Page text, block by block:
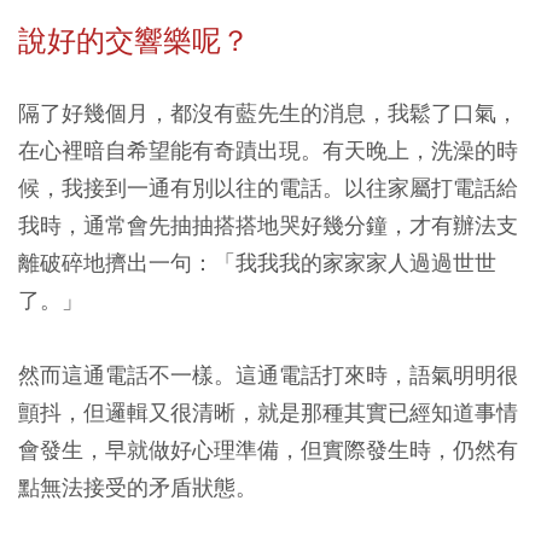
說好的交響樂呢？
隔了好幾個月，都沒有藍先生的消息，我鬆了口氣，
在心裡暗自希望能有奇蹟出現。有天晚上，洗澡的時
候，我接到一通有別以往的電話。以往家屬打電話給
我時，通常會先抽抽搭搭地哭好幾分鐘，才有辦法支
離破碎地擠出一句：「我我我的家家家人過過世世
了。」
然而這通電話不一樣。這通電話打來時，語氣明明很
顫抖，但邏輯又很清晰，就是那種其實已經知道事情
會發生，早就做好心理準備，但實際發生時，仍然有
點無法接受的矛盾狀態。